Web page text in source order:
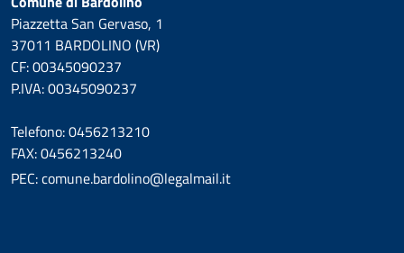
Piazzetta San Gervaso, 1
37011 BARDOLINO (VR)
CF: 00345090237
P.IVA: 00345090237
Telefono: 0456213210
FAX: 0456213240
PEC: comune.bardolino@legalmail.it